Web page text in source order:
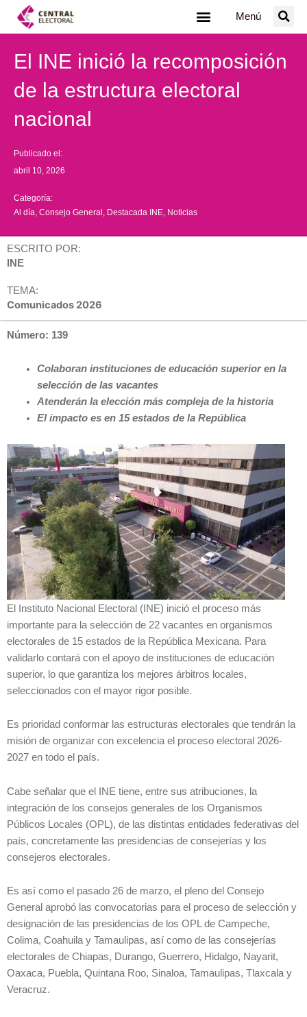
Menú
El INE inició la recomposición
de la estructura electoral
nacional
Publicado el:
abril 10, 2026
Categoría:
Al día Consejo General Destacada INE Noticias
ESCRITO POR:
INE
TEMA:
Comunicados 2026
Número: 139
Colaboran instituciones de educación superior en la
selección de las vacantes
Atenderán la elección más compleja de la historia
El impacto es en 15 estados de la República
El Instituto Nacional Electoral (INE) inició el proceso más
importante para la selección de 22 vacantes en organismos
electorales de 15 estados de la República Mexicana. Para
validarlo contará con el apoyo de instituciones de educación
superior, lo que garantiza los mejores árbitros locales,
seleccionados con el mayor rigor posible.
Es prioridad conformar las estructuras electorales que tendrán la
misión de organizar con excelencia el proceso electoral 2026-
2027 en todo el país.
Cabe señalar que el INE tiene, entre sus atribuciones, la
integración de los consejos generales de los Organismos
Públicos Locales (OPL), de las distintas entidades federativas del
país, concretamente las presidencias de consejerías y los
consejeros electorales.
Es así como el pasado 26 de marzo, el pleno del Consejo
General aprobó las convocatorias para el proceso de selección y
designación de las presidencias de los OPL de Campeche,
Colima, Coahuila y Tamaulipas, así como de las consejerías
electorales de Chiapas, Durango, Guerrero, Hidalgo, Nayarit,
Oaxaca, Puebla, Quintana Roo, Sinaloa, Tamaulipas, Tlaxcala y
Veracruz.